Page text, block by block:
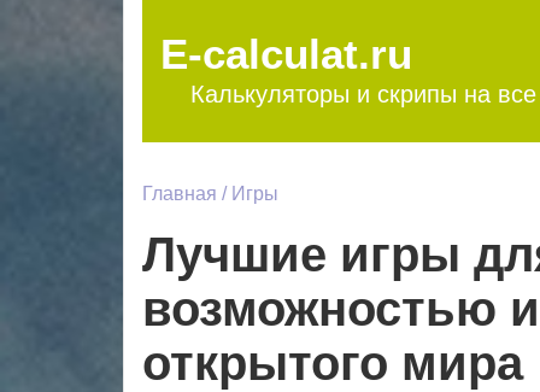
E-calculat.ru
Калькуляторы и скрипы на
Главная / Игры
Лучшие игры
возможностью
открытого мира